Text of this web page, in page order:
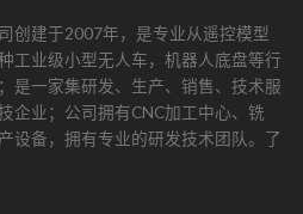
创建于2007年，是专业从遥控模型
工业级小型无人车，机器人底盘等行
是一家集研发、生产、销售、技术服
企业；公司拥有CNC加工中心、铣
设备，拥有专业的研发技术团队。 了